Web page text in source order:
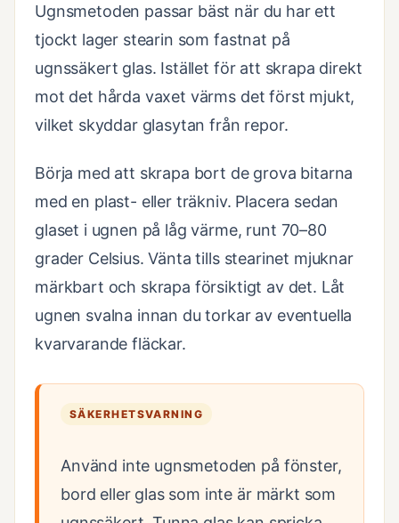
Ugnsmetoden passar bäst när du har ett
tjockt lager stearin som fastnat på
ugnssäkert glas. Istället för att skrapa direkt
mot det hårda vaxet värms det först mjukt,
vilket skyddar glasytan från repor.
Börja med att skrapa bort de grova bitarna
med en plast- eller träkniv. Placera sedan
glaset i ugnen på låg värme, runt 70–80
grader Celsius. Vänta tills stearinet mjuknar
märkbart och skrapa försiktigt av det. Låt
ugnen svalna innan du torkar av eventuella
kvarvarande fläckar.
SÄKERHETSVARNING
Använd inte ugnsmetoden på fönster,
bord eller glas som inte är märkt som